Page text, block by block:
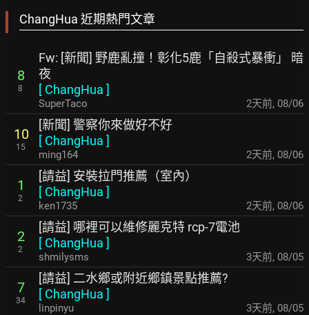
ChangHua 近期熱門文章
8
8
Fw: [新聞] 野鹿亂撞！彰化5鹿「自殺式暴衝」 暗
夜
[ ChangHua ]
SuperTaco 2天前, 08/06
10
15
[新聞] 警察你來做好不好
[ ChangHua ]
ming164 2天前, 08/06
1
2
[請益] 安裝拉門推薦（室內）
[ ChangHua ]
ken1735 2天前, 08/06
2
2
[請益] 哪裡可以維修麗克特 rcp-7電池
[ ChangHua ]
shmilysms 3天前, 08/05
7
34
[請益] 二水鄉或附近鄉鎮景點推薦?
[ ChangHua ]
linpinyu 3天前, 08/05